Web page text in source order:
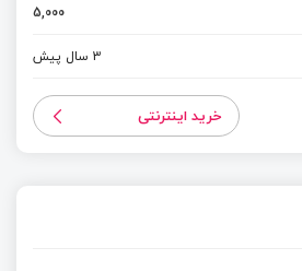
5,000
3 سال پیش
خرید اینترنتی